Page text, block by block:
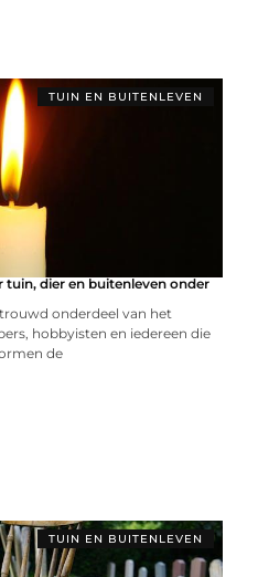
TUIN EN BUITENLEVEN
tuin, dier en buitenleven onder
onderdeel van het
hobbyisten en iedereen die
de
TUIN EN BUITENLEVEN